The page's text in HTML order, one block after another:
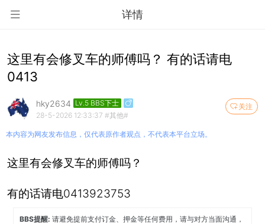
详情
这里有会修叉车的师傅吗？ 有的话请电
0413
关注
hky2634 Lv.5 BBS下士
28-5-2026 12:33:37 #其他#
本内容为网友发布信息，仅代表原作者观点，不代表本平台立场。
这里有会修叉车的师傅吗？
有的话请电0413923753
BBS提醒:请避免提前支付订金、押金等任何费用，请与对方当面沟通，